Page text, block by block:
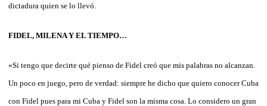
dictadura quien se lo llevó.
FIDEL, MILENA Y EL TIEMPO…
«Si tengo que decirte qué pienso de Fidel creó que mis palabras no alcanzan.
Un poco en juego, pero de verdad: siempre he dicho que quiero conocer Cuba
con Fidel pues para mi Cuba y Fidel son la misma cosa. Lo considero un gran